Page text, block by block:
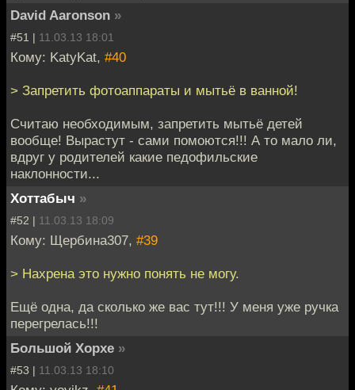
David Aaronson »
#51 | 11.03.13 18:01
Кому: KatyKat, #40
> Запретить фотоаппараты и мытьё в ванной!
Считаю необходимым, запретить мытьё детей
вообще! Вырастут - сами помоются!!! А то мало ли,
вдруг у родителей какие педофильские
наклонности...
Хоттабыч »
#52 | 11.03.13 18:09
Кому: Щербина307, #39
> Нахрена это нужно понять не могу.
Ещё одна, да сколько же вас тут!!! У меня уже ручка
перегрелась!!!
Большой Хорхе »
#53 | 11.03.13 18:10